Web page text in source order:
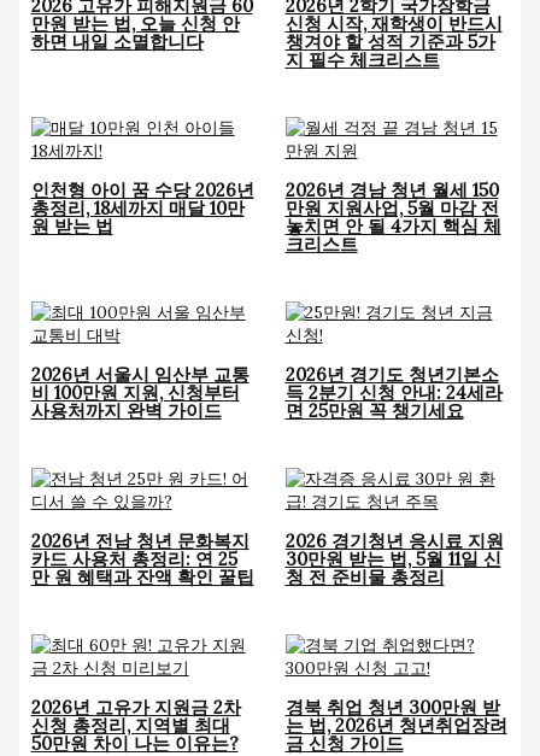
2026 고유가 피해지원금 60
만원 받는 법, 오늘 신청 안
하면 내일 소멸합니다
2026년 2학기 국가장학금
신청 시작, 재학생이 반드시
챙겨야 할 성적 기준과 5가
지 필수 체크리스트
인천형 아이 꿈 수당 2026년
총정리, 18세까지 매달 10만
원 받는 법
2026년 경남 청년 월세 150
만원 지원사업, 5월 마감 전
놓치면 안 될 4가지 핵심 체
크리스트
2026년 서울시 임산부 교통
비 100만원 지원, 신청부터
사용처까지 완벽 가이드
2026년 경기도 청년기본소
득 2분기 신청 안내: 24세라
면 25만원 꼭 챙기세요
2026년 전남 청년 문화복지
카드 사용처 총정리: 연 25
만 원 혜택과 잔액 확인 꿀팁
2026 경기청년 응시료 지원
30만원 받는 법, 5월 11일 신
청 전 준비물 총정리
2026년 고유가 지원금 2차
신청 총정리, 지역별 최대
50만원 차이 나는 이유는?
경북 취업 청년 300만원 받
는 법, 2026년 청년취업장려
금 신청 가이드